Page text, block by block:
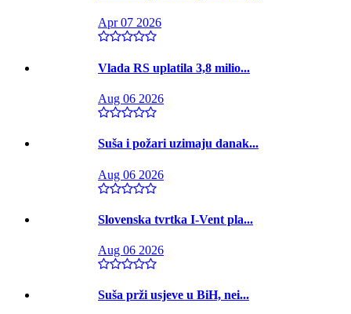
Apr 07 2026
Vlada RS uplatila 3,8 milio...
Aug 06 2026
Suša i požari uzimaju danak...
Aug 06 2026
Slovenska tvrtka I-Vent pla...
Aug 06 2026
Suša prži usjeve u BiH, nei...